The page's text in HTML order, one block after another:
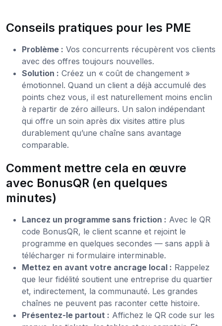
Conseils pratiques pour les PME
Problème : Vos concurrents récupèrent vos clients
avec des offres toujours nouvelles.
Solution : Créez un « coût de changement »
émotionnel. Quand un client a déjà accumulé des
points chez vous, il est naturellement moins enclin
à repartir de zéro ailleurs. Un salon indépendant
qui offre un soin après dix visites attire plus
durablement qu’une chaîne sans avantage
comparable.
Comment mettre cela en œuvre
avec BonusQR (en quelques
minutes)
Lancez un programme sans friction : Avec le QR
code BonusQR, le client scanne et rejoint le
programme en quelques secondes — sans appli à
télécharger ni formulaire interminable.
Mettez en avant votre ancrage local : Rappelez
que leur fidélité soutient une entreprise du quartier
et, indirectement, la communauté. Les grandes
chaînes ne peuvent pas raconter cette histoire.
Présentez-le partout : Affichez le QR code sur les